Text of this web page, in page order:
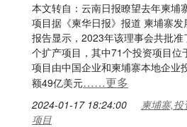
本文转自：云南日报瞭望去年柬埔
项目据《柬华日报》报道 柬埔寨
报告显示，2023年该理事会共批
个扩产项目，其中71个投资项目位
项目由中国企业和柬埔寨本地企业
额49亿美元……更多
2024-01-17 18:24:00
柬埔寨,
项目